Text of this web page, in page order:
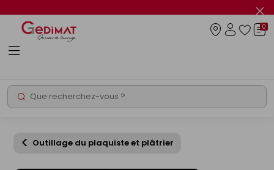
le
info
Rechercher
0
Outillage du plaquiste et plâtrier